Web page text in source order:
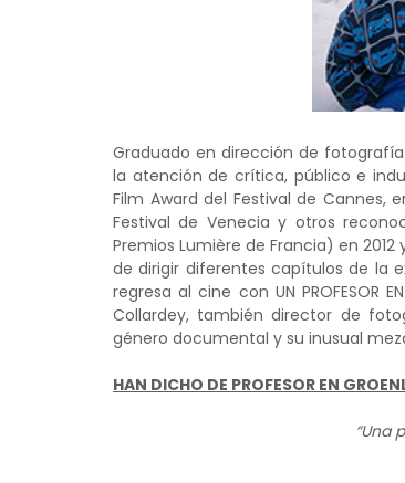
Graduado en dirección de
la atención de crítica, público e
Film Award del Festival de Cannes,
Festival de Venecia y otros
Premios Lumière de Francia) en
de dirigir diferentes capítulos de la
regresa al cine con UN PROFESOR
Collardey, también director de
género documental y su inusual
HAN DICHO DE PROFESOR EN
“Una